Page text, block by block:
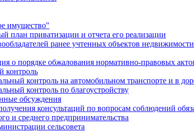
имущество"
план приватизации и отчета его реализации
ранее учтенных объектов
о порядке обжалования нормативно-правовых
контроль
контроль на автомобильном транспорте и в
контроль по благоустройству
обсуждения
консультаций по вопросам соблюдений
и среднего предпринимательства
сельсовета